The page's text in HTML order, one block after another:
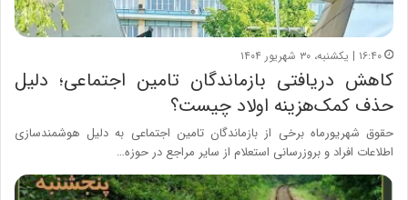
۱۶:۴۰ | یکشنبه، ۳۰ شهریور ۱۴۰۴
کاهش دریافتی بازماندگان تامین اجتماعی؛ دلیل
حذف کمک‌هزینه اولاد چیست؟
حقوق شهریورماه برخی از بازماندگان تامین اجتماعی به دلیل هوشمندسازی
اطلاعات افراد و بروزرسانی استعلام از سایر مراجع در حوزه…